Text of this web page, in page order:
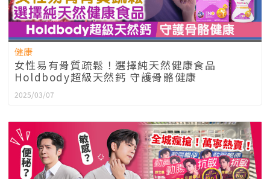
健康
女性易有骨質疏鬆！選擇純天然健康食品
Holdbody超級天然鈣 守護骨骼健康
2025/03/07